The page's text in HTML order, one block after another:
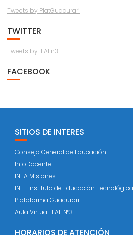
Tweets by PlatGuacurari
TWITTER
Tweets by IEAEn3
FACEBOOK
SITIOS DE INTERES
Consejo General de Educación
InfoDocente
INTA Misiones
INET Instituto de Educación Tecnológica
Plataforma Guacurari
Aula Virtual IEAE N°3